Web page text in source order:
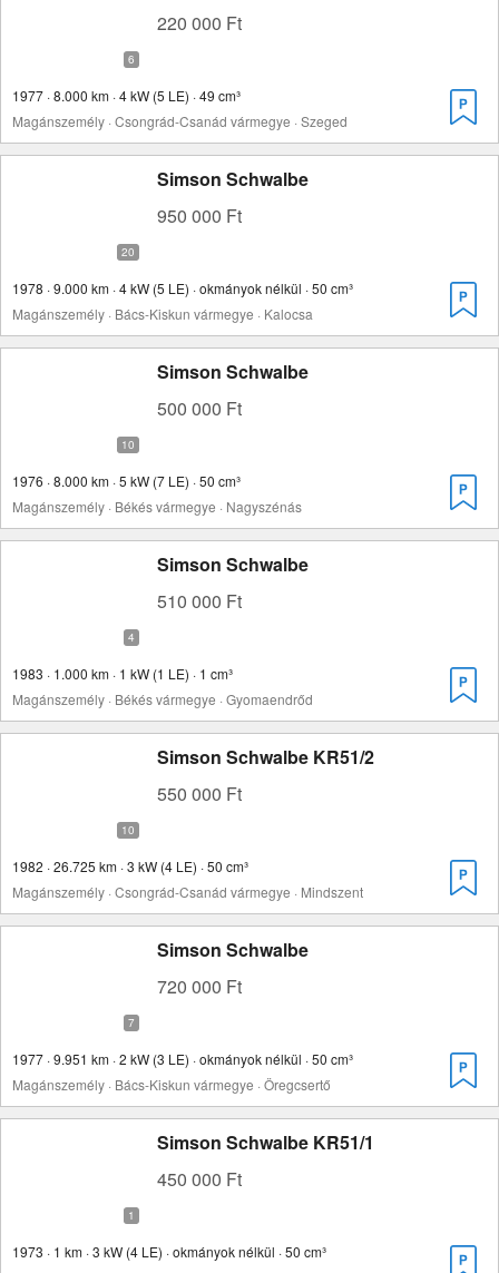
220 000 Ft
1977 · 8.000 km · 4 kW (5 LE) · 49 cm³
Magánszemély · Csongrád-Csanád vármegye · Szeged
Simson Schwalbe
950 000 Ft
1978 · 9.000 km · 4 kW (5 LE) · okmányok nélkül · 50 cm³
Magánszemély · Bács-Kiskun vármegye · Kalocsa
Simson Schwalbe
500 000 Ft
1976 · 8.000 km · 5 kW (7 LE) · 50 cm³
Magánszemély · Békés vármegye · Nagyszénás
Simson Schwalbe
510 000 Ft
1983 · 1.000 km · 1 kW (1 LE) · 1 cm³
Magánszemély · Békés vármegye · Gyomaendrőd
Simson Schwalbe KR51/2
550 000 Ft
1982 · 26.725 km · 3 kW (4 LE) · 50 cm³
Magánszemély · Csongrád-Csanád vármegye · Mindszent
Simson Schwalbe
720 000 Ft
1977 · 9.951 km · 2 kW (3 LE) · okmányok nélkül · 50 cm³
Magánszemély · Bács-Kiskun vármegye · Öregcsertő
Simson Schwalbe KR51/1
450 000 Ft
1973 · 1 km · 3 kW (4 LE) · okmányok nélkül · 50 cm³